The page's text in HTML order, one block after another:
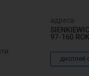
адреса
97-160
дисплей